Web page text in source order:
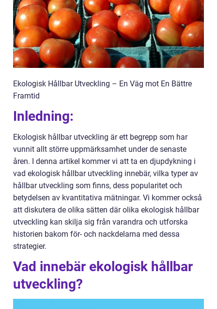
Ekologisk Hållbar Utveckling – En Väg mot En Bättre
Framtid
Inledning:
Ekologisk hållbar utveckling är ett begrepp som har
vunnit allt större uppmärksamhet under de senaste
åren. I denna artikel kommer vi att ta en djupdykning i
vad ekologisk hållbar utveckling innebär, vilka typer av
hållbar utveckling som finns, dess popularitet och
betydelsen av kvantitativa mätningar. Vi kommer också
att diskutera de olika sätten där olika ekologisk hållbar
utveckling kan skilja sig från varandra och utforska
historien bakom för- och nackdelarna med dessa
strategier.
Vad innebär ekologisk hållbar
utveckling?